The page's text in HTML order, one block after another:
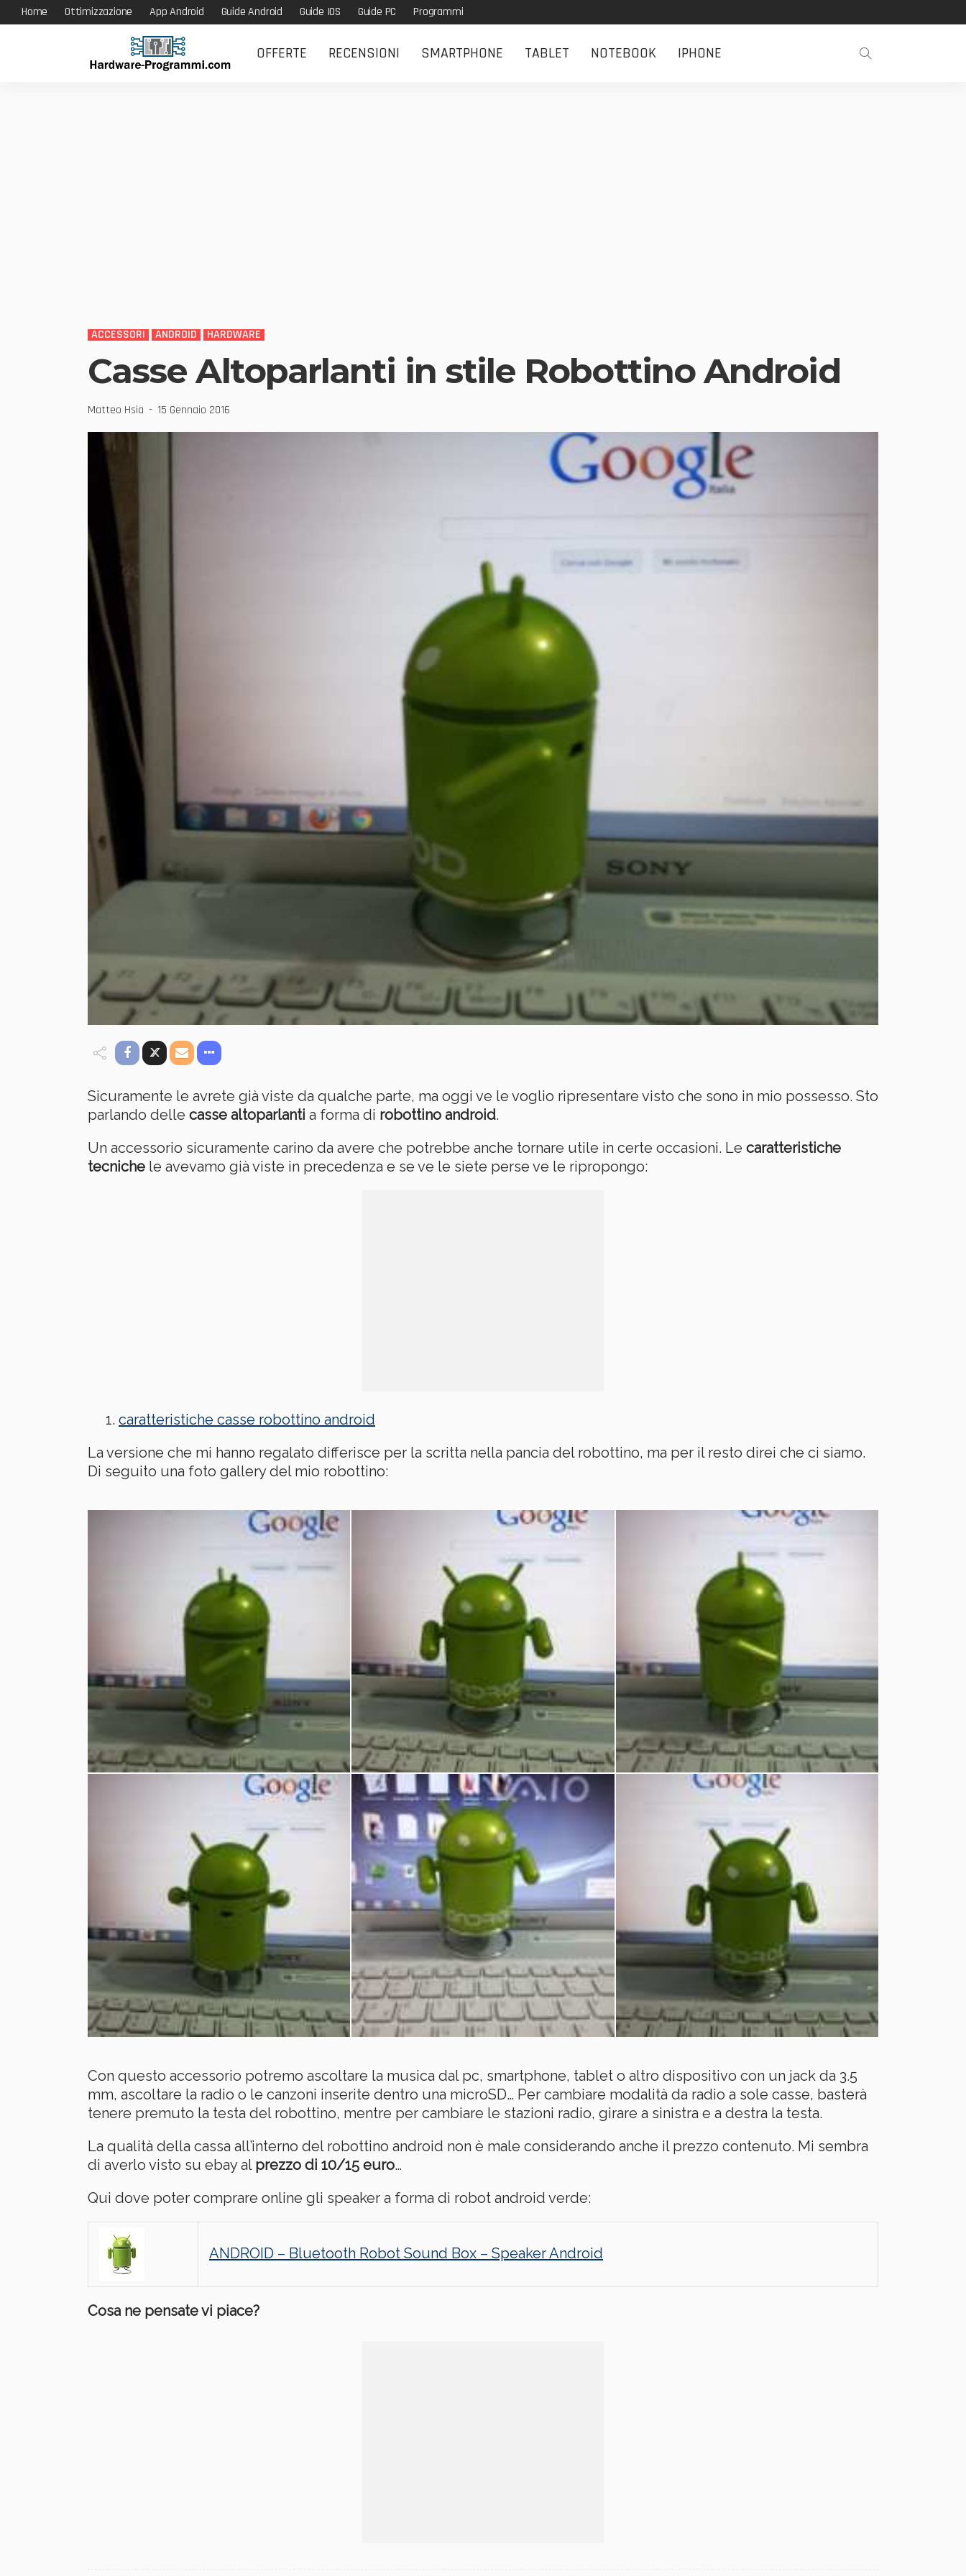
Home Ottimizzazione App Android Guide Android Guide IOS Guide PC Programmi
OFFERTE RECENSIONI SMARTPHONE TABLET NOTEBOOK IPHONE
ACCESSORI ANDROID HARDWARE
Casse Altoparlanti in stile Robottino Android
Matteo Hsia 15 Gennaio 2016
Sicuramente le avrete già viste da qualche parte, ma oggi ve le voglio ripresentare visto che sono in mio possesso. Sto
parlando delle casse altoparlanti a forma di robottino android.
Un accessorio sicuramente carino da avere che potrebbe anche tornare utile in certe occasioni. Le caratteristiche
tecniche le avevamo già viste in precedenza e se ve le siete perse ve le ripropongo:
caratteristiche casse robottino android
La versione che mi hanno regalato differisce per la scritta nella pancia del robottino, ma per il resto direi che ci siamo.
Di seguito una foto gallery del mio robottino:
Con questo accessorio potremo ascoltare la musica dal pc, smartphone, tablet o altro dispositivo con un jack da 3.5
mm, ascoltare la radio o le canzoni inserite dentro una microSD… Per cambiare modalità da radio a sole casse, basterà
tenere premuto la testa del robottino, mentre per cambiare le stazioni radio, girare a sinistra e a destra la testa.
La qualità della cassa all’interno del robottino android non è male considerando anche il prezzo contenuto. Mi sembra
di averlo visto su ebay al prezzo di 10/15 euro…
Qui dove poter comprare online gli speaker a forma di robot android verde:
ANDROID – Bluetooth Robot Sound Box – Speaker Android
Cosa ne pensate vi piace?